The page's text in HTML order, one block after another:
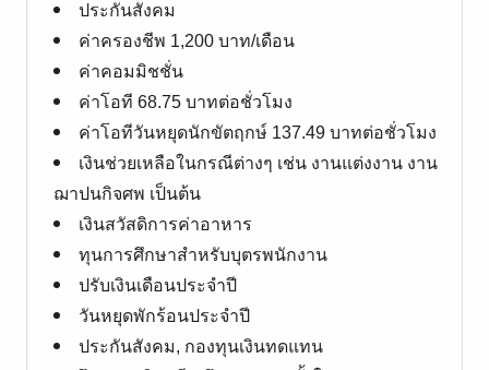
ประกันสังคม
ค่าครองชีพ 1,200 บาท/เดือน
ค่าคอมมิชชั่น
ค่าโอที 68.75 บาทต่อชั่วโมง
ค่าโอทีวันหยุดนักขัตฤกษ์ 137.49 บาทต่อชั่วโมง
เงินช่วยเหลือในกรณีต่างๆ เช่น งานแต่งงาน งาน
ฌาปนกิจศพ เป็นต้น
เงินสวัสดิการค่าอาหาร
ทุนการศึกษาสำหรับบุตรพนักงาน
ปรับเงินเดือนประจำปี
วันหยุดพักร้อนประจำปี
ประกันสังคม, กองทุนเงินทดแทน